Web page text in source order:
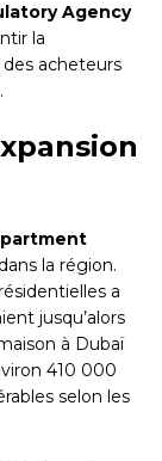
Agency
la
acheteurs
la région.
a
jusqu’alors
à Dubaï
410 000
selon les